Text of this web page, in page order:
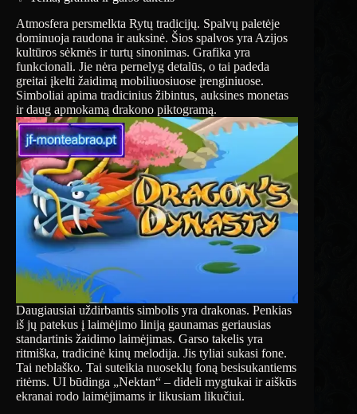
Atmosfera persmelkta Rytų tradicijų. Spalvų paletėje
dominuoja raudona ir auksinė. Šios spalvos yra Azijos
kultūros sėkmės ir turtų sinonimas. Grafika yra
funkcionali. Jie nėra pernelyg detalūs, o tai padeda
greitai įkelti žaidimą mobiliuosiuose įrenginiuose.
Simboliai apima tradicinius žibintus, auksines monetas
ir daug apmokamą drakono piktogramą.
Daugiausiai uždirbantis simbolis yra drakonas. Penkias
iš jų patekus į laimėjimo liniją gaunamas geriausias
standartinis žaidimo laimėjimas. Garso takelis yra
ritmiška, tradicinė kinų melodija. Jis tyliai sukasi fone.
Tai neblaško. Tai suteikia nuoseklų foną besisukantiems
ritėms. UI būdinga „Nektan“ – dideli mygtukai ir aiškūs
ekranai rodo laimėjimams ir likusiam likučiui.